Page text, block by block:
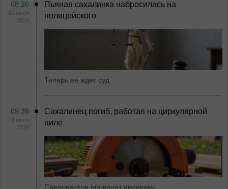
08:26
10 июля
2026
Пьяная сахалинка набросилась на
полицейского
Теперь ее ждет суд
09:39
8 июля
2026
Сахалинец погиб, работая на циркулярной
пиле
Следователи проводят проверку